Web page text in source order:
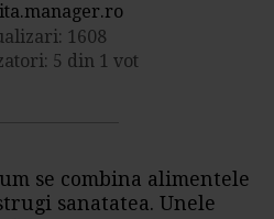
1608
5 din 1 vot
se combina alimentele
sanatatea. Unele